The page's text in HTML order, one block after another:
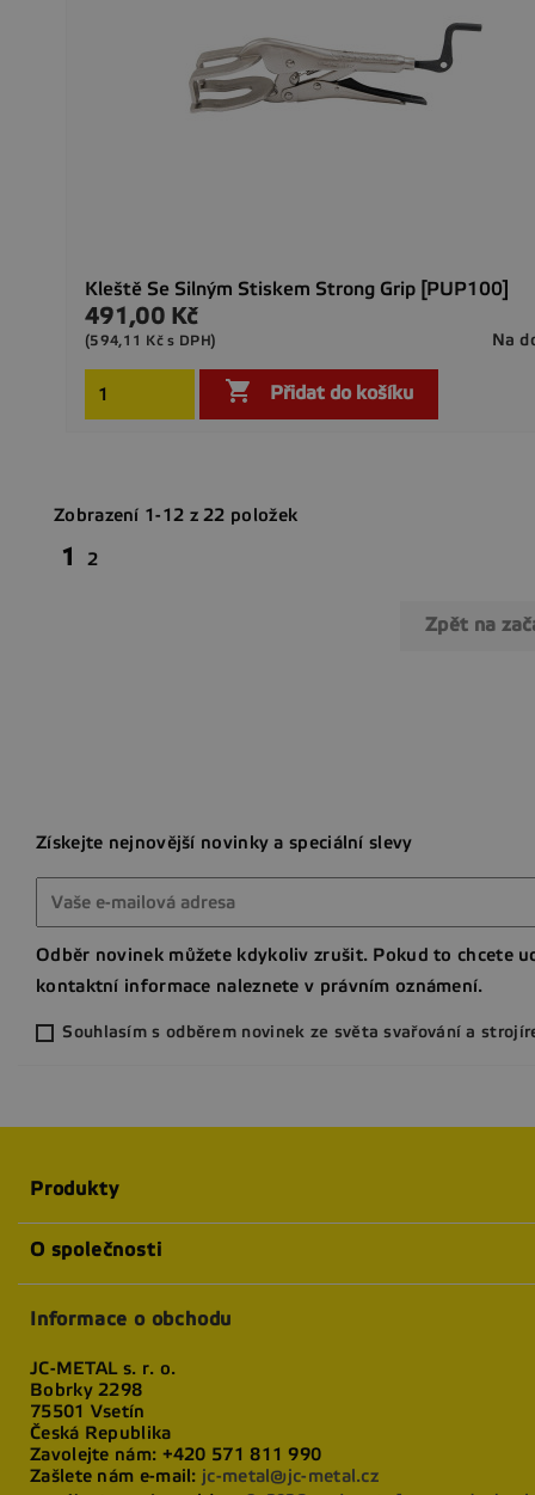
Kleště Se Silným Stiskem Strong Grip [PUP100]
Cena
491,00 Kč
Na
(594,11 Kč s DPH)
 Přidat do košíku
Zobrazení 1-12 z 22 položek
1 2
Zpět na
Získejte nejnovější novinky a speciální slevy
Odběr novinek můžete kdykoliv zrušit. Pokud to chcete
kontaktní informace naleznete v právním oznámení.
Souhlasím s odběrem novinek ze světa svařování a
Produkty
O společnosti
Informace o obchodu
JC-METAL s. r. o.
Bobrky 2298
75501 Vsetín
Česká Republika
Zavolejte nám: +420 571 811 990
Zašlete nám e-mail: jc-metal@jc-metal.cz